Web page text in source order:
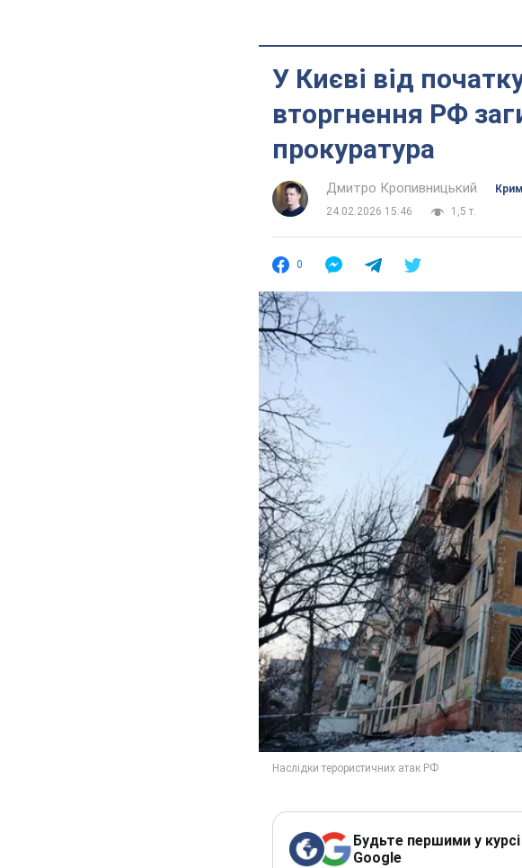
У Києві від
вторгнення РФ
прокуратура
Дмитро Кропивницький
24.02.2026 15:46
1,5 т.
0
Будьте першими у
Google